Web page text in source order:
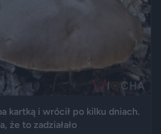
kartką i wrócił po kilku dniach.
że to zadziałało